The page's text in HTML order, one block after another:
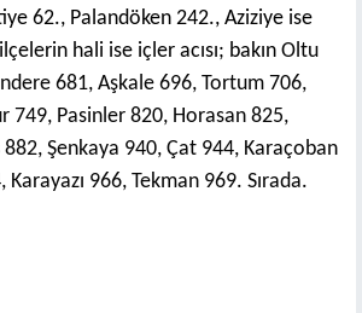
62., Palandöken 242., Aziziye ise
hali ise içler acısı; bakın Oltu
681, Aşkale 696, Tortum 706,
749, Pasinler 820, Horasan 825,
882, Şenkaya 940, Çat 944, Karaçoban
966, Tekman 969. Sırada.